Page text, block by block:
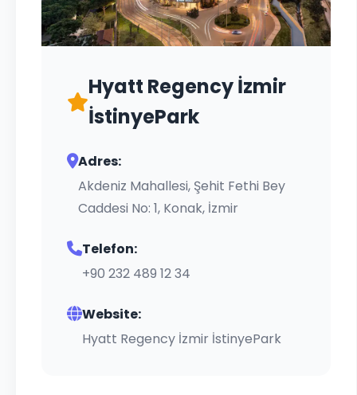
Hyatt Regency İzmir
İstinyePark
Adres:
Akdeniz Mahallesi, Şehit Fethi Bey
Caddesi No: 1, Konak, İzmir
Telefon:
+90 232 489 12 34
Website:
Hyatt Regency İzmir İstinyePark